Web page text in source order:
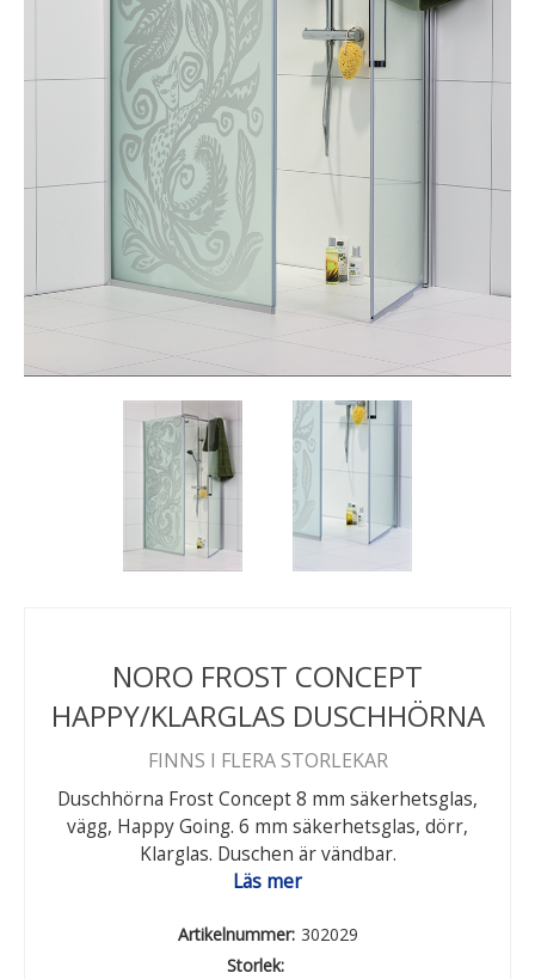
NORO FROST CONCEPT
HAPPY/KLARGLAS DUSCHHÖRNA
FINNS I FLERA STORLEKAR
Duschhörna Frost Concept 8 mm säkerhetsglas,
vägg, Happy Going. 6 mm säkerhetsglas, dörr,
Klarglas. Duschen är vändbar.
Läs mer
Artikelnummer: 302029
Storlek: